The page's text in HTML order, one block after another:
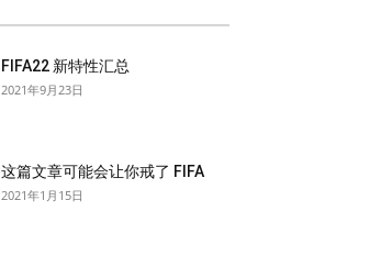
FIFA22 新特性汇总
2021年9月23日
这篇文章可能会让你戒了 FIFA
2021年1月15日